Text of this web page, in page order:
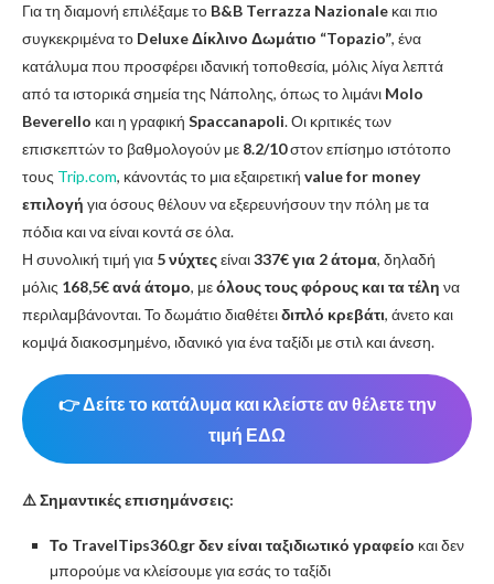
Για τη διαμονή επιλέξαμε το B&B Terrazza Nazionale και πιο
συγκεκριμένα το Deluxe Δίκλινο Δωμάτιο “Topazio”, ένα
κατάλυμα που προσφέρει ιδανική τοποθεσία, μόλις λίγα λεπτά
από τα ιστορικά σημεία της Νάπολης, όπως το λιμάνι Molo
Beverello και η γραφική Spaccanapoli. Οι κριτικές των
επισκεπτών το βαθμολογούν με 8.2/10στον επίσημο ιστότοπο
τους Trip.com, κάνοντάς το μια εξαιρετική value for money
επιλογή για όσους θέλουν να εξερευνήσουν την πόλη με τα
πόδια και να είναι κοντά σε όλα.
Η συνολική τιμή για 5 νύχτεςείναι337€ για 2 άτομα, δηλαδή
μόλις 168,5€ ανά άτομο, μεόλους τους φόρους και τα τέλη να
περιλαμβάνονται. Το δωμάτιο διαθέτειδιπλό κρεβάτι, άνετο και
κομψά διακοσμημένο, ιδανικό για ένα ταξίδι με στιλ και άνεση.
👉 Δείτε το κατάλυμα και κλείστε αν θέλετε την
τιμή ΕΔΩ
⚠️ Σημαντικές επισημάνσεις:
Το TravelTips360.gr δεν είναι ταξιδιωτικό γραφείο και δεν
μπορούμε να κλείσουμε για εσάς το ταξίδι